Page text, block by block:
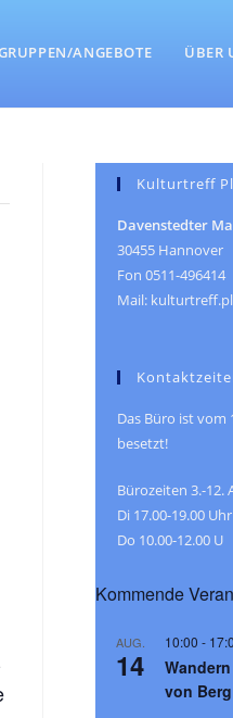
ANGEBOTE ÜBER
Kulturtreff
Davenstedter
30455 Hannover
Fon 0511-496414
Mail:
Das Büro ist vom
besetzt!
Bürozeiten 3.-12.
Di 17.00-19.00 Uhr
Do 10.00-12.00 U
Kommende
AUG.
14
10:00 -
von